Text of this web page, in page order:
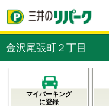
金沢尾張町２丁目
マイパーキング
に登録